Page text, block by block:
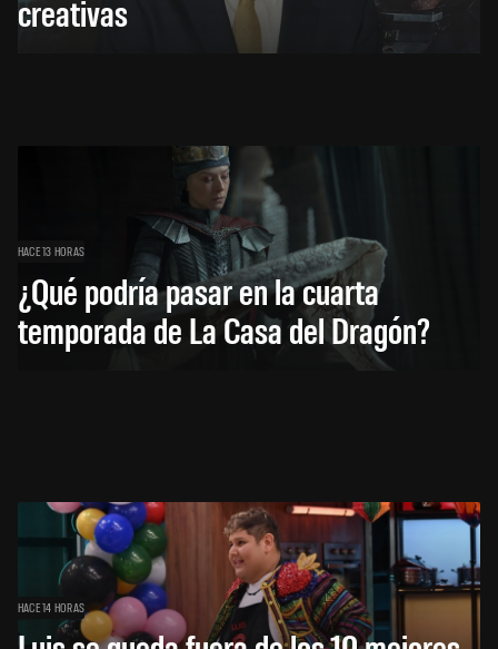
creativas
HACE 13 HORAS
¿Qué podría pasar en la cuarta
temporada de La Casa del Dragón?
HACE 14 HORAS